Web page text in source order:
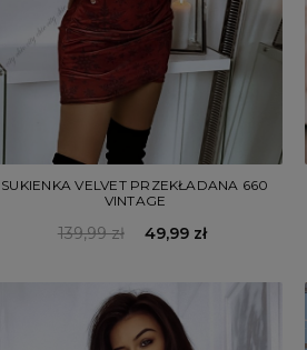
SUKIENKA VELVET PRZEKŁADANA 660
VINTAGE
139,99 zł 49,99 zł